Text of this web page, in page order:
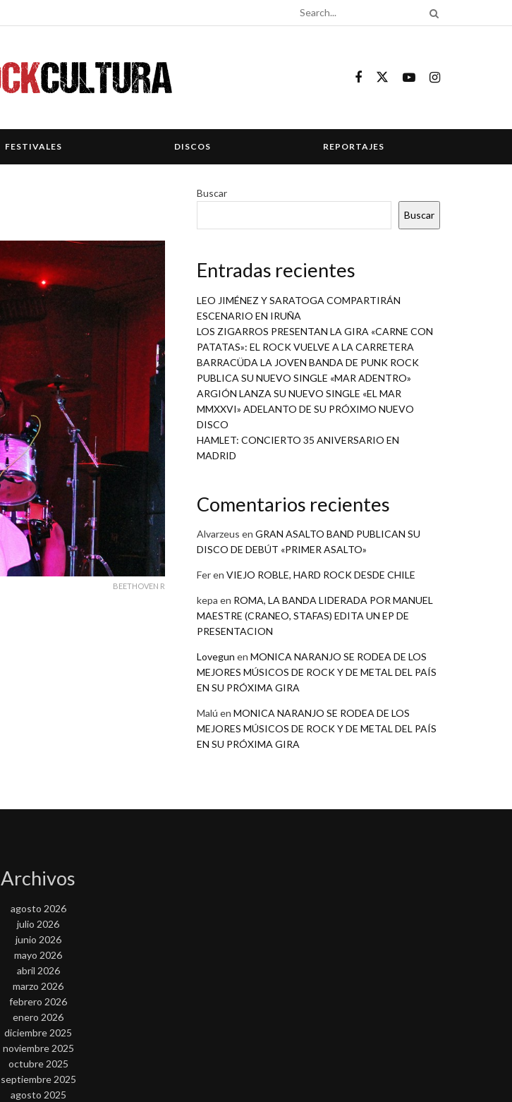
FESTIVALES DISCOS REPORTAJES
BEETHOVEN R
Buscar
Buscar
Entradas recientes
LEO JIMÉNEZ Y SARATOGA COMPARTIRÁN
ESCENARIO EN IRUÑA
LOS ZIGARROS PRESENTAN LA GIRA «CARNE CON
PATATAS»: EL ROCK VUELVE A LA CARRETERA
BARRACÜDA LA JOVEN BANDA DE PUNK ROCK
PUBLICA SU NUEVO SINGLE «MAR ADENTRO»
ARGIÓN LANZA SU NUEVO SINGLE «EL MAR
MMXXVI» ADELANTO DE SU PRÓXIMO NUEVO
DISCO
HAMLET: CONCIERTO 35 ANIVERSARIO EN
MADRID
Comentarios recientes
Alvarzeus en GRAN ASALTO BAND PUBLICAN SU
DISCO DE DEBÚT «PRIMER ASALTO»
Feren VIEJO ROBLE, HARD ROCK DESDE CHILE
kepa en ROMA, LA BANDA LIDERADA POR MANUEL
MAESTRE (CRANEO, STAFAS) EDITA UN EP DE
PRESENTACION
Lovegun en MONICA NARANJO SE RODEA DE LOS
MEJORES MÚSICOS DE ROCK Y DE METAL DEL PAÍS
EN SU PRÓXIMA GIRA
Malú en MONICA NARANJO SE RODEA DE LOS
MEJORES MÚSICOS DE ROCK Y DE METAL DEL PAÍS
EN SU PRÓXIMA GIRA
Archivos
agosto 2026
julio 2026
junio 2026
mayo 2026
abril 2026
marzo 2026
febrero 2026
enero 2026
diciembre 2025
noviembre 2025
octubre 2025
septiembre 2025
agosto 2025